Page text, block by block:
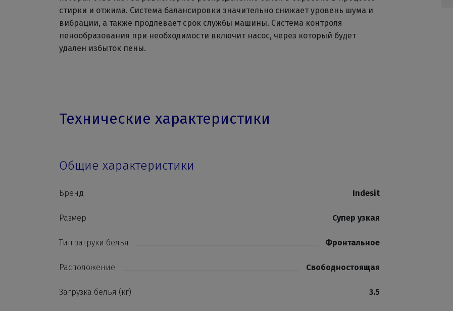
стирки и отжима. Система балансировки значительно снижает уровень шума и
вибрации, а также продлевает срок службы машины. Система контроля
пенообразования при необходимости включит насос, через который будет
удален избыток пены.
Технические характеристики
Общие характеристики
Бренд Indesit
Размер Супер узкая
Тип загруки белья Фронтальное
Расположение Свободностоящая
Загрузка белья (кг) 3.5